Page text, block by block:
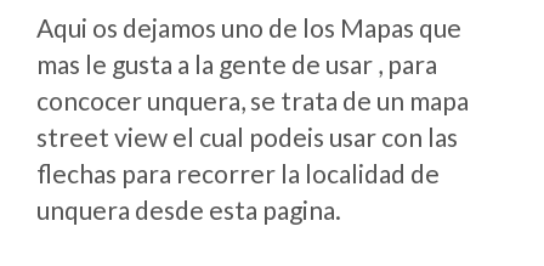
Aqui os dejamos uno de los Mapas que
mas le gusta a la gente de usar , para
concocer unquera, se trata de un mapa
street view el cual podeis usar con las
flechas para recorrer la localidad de
unquera desde esta pagina.